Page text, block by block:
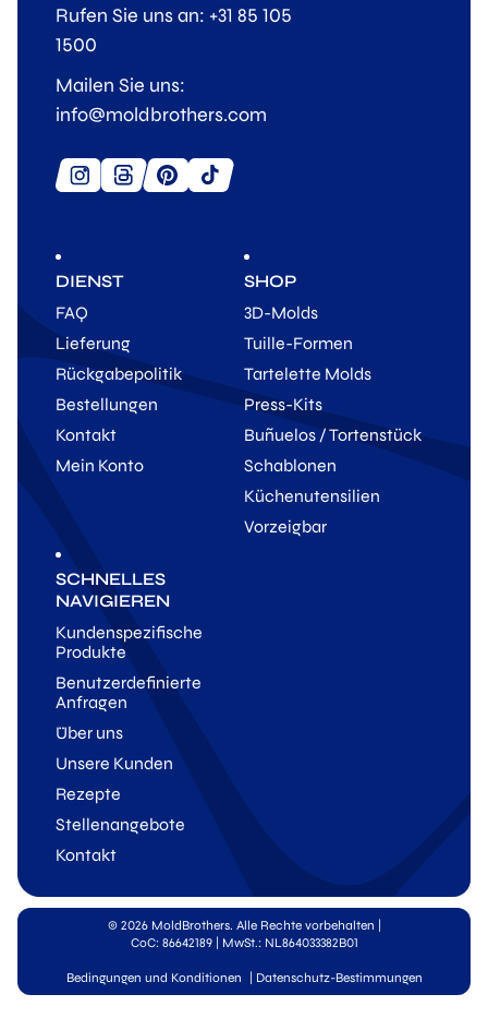
DIENST
FAQ
Lieferung
Rückgabepolitik
Bestellungen
Kontakt
Mein Konto
SHOP
3D-Molds
Tuille-Formen
Tartelette Molds
Press-Kits
Buñuelos / Tortenstück
Schablonen
Küchenutensilien
Vorzeigbar
SCHNELLES
NAVIGIEREN
Kundenspezifische
Produkte
Benutzerdefinierte
Anfragen
Über uns
Unsere Kunden
Rezepte
Stellenangebote
Kontakt
Rufen Sie uns an: +31 85 105
1500
Mailen Sie uns:
info@moldbrothers.com
© 2026 MoldBrothers. Alle Rechte vorbehalten |
CoC: 86642189 | MwSt.: NL864033382B01
Bedingungen und Konditionen | Datenschutz-Bestimmungen